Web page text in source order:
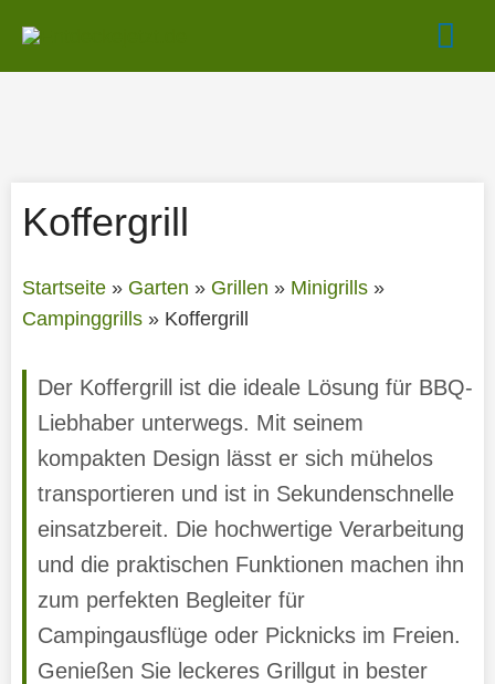
Inhalt
springen
Koffergrill
Startseite» Garten » Grillen » Minigrills»
Campinggrills» Koffergrill
Der Koffergrill ist die ideale Lösung für BBQ-
Liebhaber unterwegs. Mit seinem
kompakten Design lässt er sich mühelos
transportieren und ist in Sekundenschnelle
einsatzbereit. Die hochwertige Verarbeitung
und die praktischen Funktionen machen ihn
zum perfekten Begleiter für
Campingausflüge oder Picknicks im Freien.
Genießen Sie leckeres Grillgut in bester